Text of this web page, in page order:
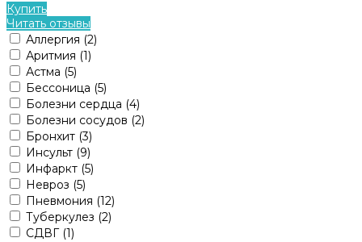
Купить
Читать отзывы
Аллергия (2)
Аритмия (1)
Астма (5)
Бессоница (5)
Болезни сердца (4)
Болезни сосудов (2)
Бронхит (3)
Инсульт (9)
Инфаркт (5)
Невроз (5)
Пневмония (12)
Туберкулез (2)
СДВГ (1)